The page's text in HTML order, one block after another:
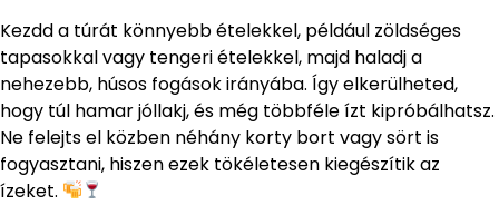
Kezdd a túrát könnyebb ételekkel, például zöldséges
tapasokkal vagy tengeri ételekkel, majd haladj a
nehezebb, húsos fogások irányába. Így elkerülheted,
hogy túl hamar jóllakj, és még többféle ízt kipróbálhatsz.
Ne felejts el közben néhány korty bort vagy sört is
fogyasztani, hiszen ezek tökéletesen kiegészítik az
ízeket.